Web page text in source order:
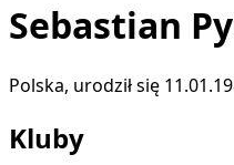
Sebastian
Polska, urodził się
Kluby